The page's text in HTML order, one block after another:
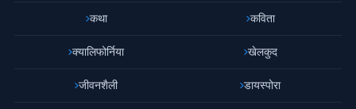
कथा कविता
क्यालिफोर्निया खेलकुद
जीवनशैली डायस्पोरा